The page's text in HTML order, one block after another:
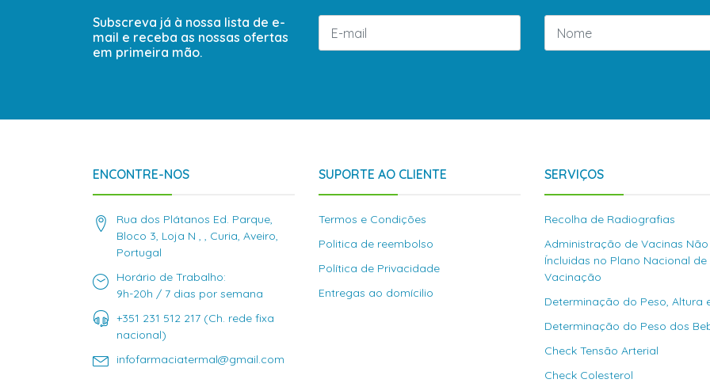
Subscreva já à nossa lista de e-
mail e receba as nossas ofertas
em primeira mão.
ENCONTRE-NOS
Rua dos Plátanos Ed. Parque,
Bloco 3, Loja N , , Curia, Aveiro,
Portugal
Horário de Trabalho:
9h-20h / 7 dias por semana
+351 231 512 217 (Ch. rede fixa
nacional)
infofarmaciatermal@gmail.com
SUPORTE AO CLIENTE
Termos e Condições
Politica de reembolso
Política de Privacidade
Entregas ao domícilio
SERVIÇOS
Recolha de Radiografias
Administração de Vacinas Não
Íncluidas no Plano Nacional de
Vacinação
Determinação do Peso, Altura
Determinação do Peso dos
Check Tensão Arterial
Check Colesterol